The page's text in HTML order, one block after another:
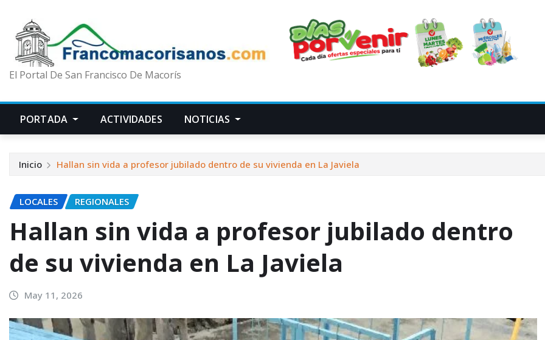
El Portal De San Francisco De Macorís
PORTADA ACTIVIDADES NOTICIAS
Inicio Hallan sin vida a profesor jubilado dentro de su vivienda en La Javiela
LOCALES REGIONALES
Hallan sin vida a profesor jubilado dentro
de su vivienda en La Javiela
May 11, 2026